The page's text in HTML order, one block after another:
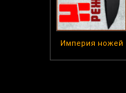
Империя ножей